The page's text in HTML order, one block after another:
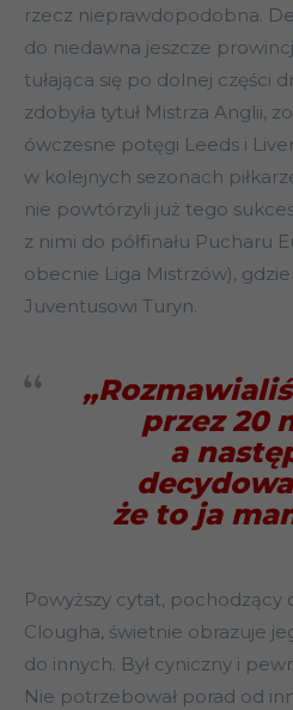
rzecz nieprawdopodobna.
do niedawna jeszcze
tułająca się po dolnej części
zdobyła tytuł Mistrza Anglii,
ówczesne potęgi Leeds i
w kolejnych sezonach
nie powtórzyli już tego
z nimi do półfinału Pucharu
obecnie Liga Mistrzów),
Juventusowi Turyn.
przez 20
a
że to ja
Powyższy cytat, pochodzący
Clougha, świetnie obrazuje
do innych. Był cyniczny i
Nie potrzebował porad od